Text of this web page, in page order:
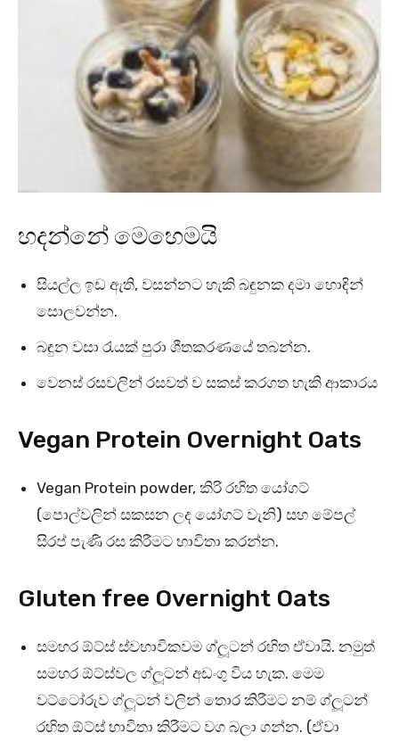
හදන්නේ මෙහෙමයි
සියල්ල ඉඩ ඇති, වසන්නට හැකි බඳුනක දමා හොඳින්
සොලවන්න.
බඳුන වසා රැයක් පුරා ශීතකරණයේ තබන්න.
වෙනස් රසවලින් රසවත් ව සකස් කරගත හැකි ආකාරය
Vegan Protein Overnight Oats
Vegan Protein powder, කිරි රහිත යෝගට්
(පොල්වලින් සකසන ලද යෝගට් වැනි) සහ මේපල්
සිරප් පැණි රස කිරීමට භාවිතා කරන්න.
Gluten free Overnight Oats
සමහර ඕට්ස් ස්වභාවිකවම ග්ලූටන් රහිත ඒවායි. නමුත්
සමහර ඕට්ස්වල ග්ලූටන් අඩංගු විය හැක. මෙම
වට්ටෝරුව ග්ලූටන් වලින් තොර කිරීමට නම් ග්ලූටන්
රහිත ඕට්ස් භාවිතා කිරීමට වග බලා ගන්න. (ඒවා